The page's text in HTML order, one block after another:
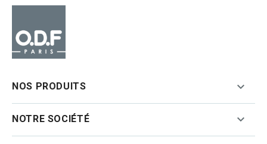
NOS PRODUITS 
NOTRE SOCIÉTÉ 